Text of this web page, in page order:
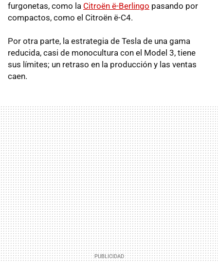
furgonetas, como la Citroën ë-Berlingo pasando por
compactos, como el Citroën ë-C4.
Por otra parte, la estrategia de Tesla de una gama
reducida, casi de monocultura con el Model 3, tiene
sus límites; un retraso en la producción y las ventas
caen.